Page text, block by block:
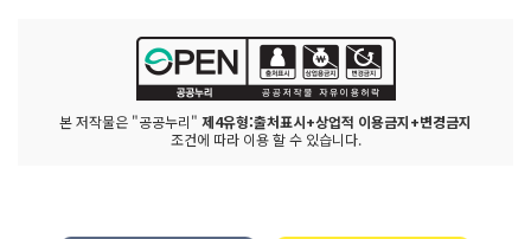
본 저작물은 "공공누리" 제4유형:출처표시+상업적 이용금지+변경금지
조건에 따라 이용 할 수 있습니다.